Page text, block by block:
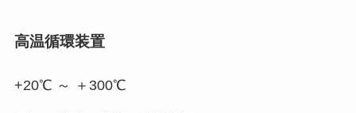
高温循環装置
+20℃ ～ ＋300℃